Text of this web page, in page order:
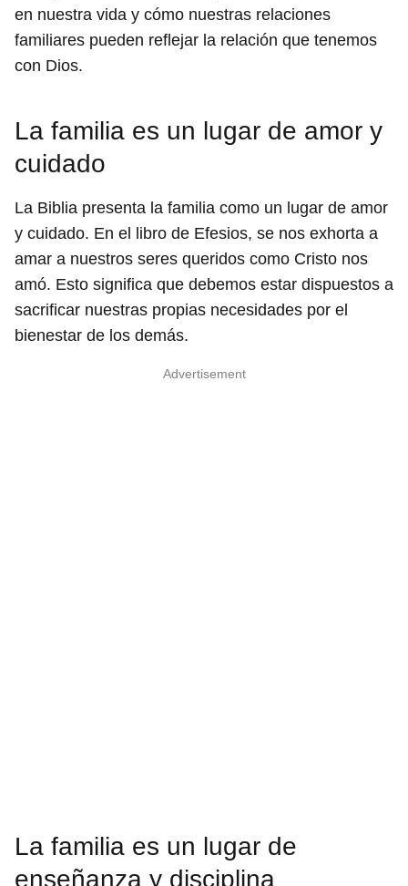
en nuestra vida y cómo nuestras relaciones
familiares pueden reflejar la relación que tenemos
con Dios.
La familia es un lugar de amor y
cuidado
La Biblia presenta la familia como un lugar de amor
y cuidado. En el libro de Efesios, se nos exhorta a
amar a nuestros seres queridos como Cristo nos
amó. Esto significa que debemos estar dispuestos a
sacrificar nuestras propias necesidades por el
bienestar de los demás.
Advertisement
La familia es un lugar de
enseñanza y disciplina